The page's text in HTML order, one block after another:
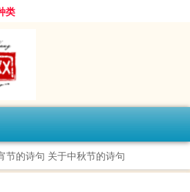
类
节的诗句 关于中秋节的诗句